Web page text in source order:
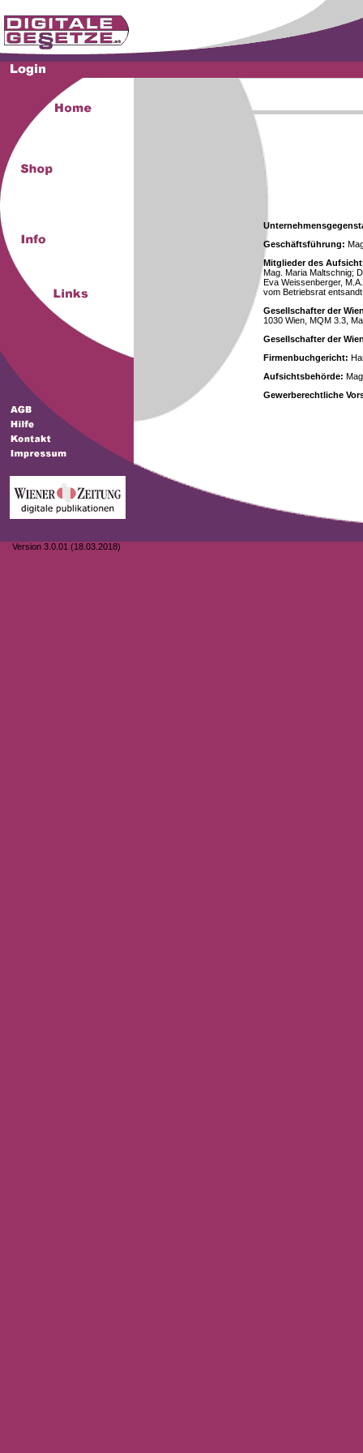
Version 3.0.01 (18.03.2018)
Geschäftsführung:
Mitglieder des
Mag. Maria Maltschnig;
Eva Weissenberger,
vom Betriebsrat
Gesellschafter der
1030 Wien, MQM 3.3,
Gesellschafter der
Firmenbuchgericht:
Aufsichtsbehörde:
Gewerberechtliche